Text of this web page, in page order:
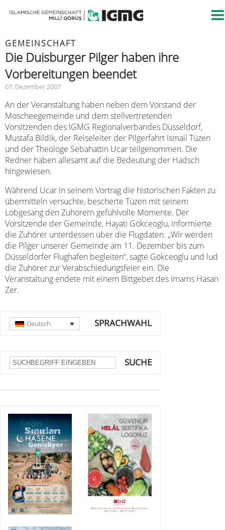
GEMEINSCHAFT
Die Duisburger Pilger haben ihre
Vorbereitungen beendet
07. Dezember 2007
An der Veranstaltung haben neben dem Vorstand der
Moscheegemeinde und dem stellvertretenden
Vorsitzenden des IGMG Regionalverbandes Düsseldorf,
Mustafa Bildik, der Reiseleiter der Pilgerfahrt Ismail Tüzen
und der Theologe Sebahattin Ucar teilgenommen. Die
Redner haben allesamt auf die Bedeutung der Hadsch
hingewiesen.
Während Ucar in seinem Vortrag die historischen Fakten zu
übermitteln versuchte, bescherte Tüzen mit seinem
Lobgesang den Zuhörern gefühlvolle Momente. Der
Vorsitzende der Gemeinde, Hayati Gökceoglu, informierte
die Zuhörer unterdessen über die Flugdaten. „Wir werden
die Pilger unserer Gemeinde am 11. Dezember bis zum
Düsseldorfer Flughafen begleiten“, sagte Gökceoglu und lud
die Zuhörer zur Verabschiedungsfeier ein. Die
Veranstaltung endete mit einem Bittgebet des Imams Hasan
Zer.
SPRACHWAHL
Deutsch
SUCHE